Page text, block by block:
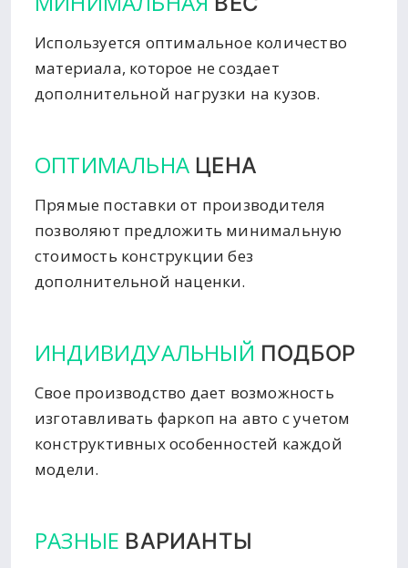
Используется оптимальное количество
материала, которое не создает
дополнительной нагрузки на кузов.
ОПТИМАЛЬНА ЦЕНА
Прямые поставки от производителя
позволяют предложить минимальную
стоимость конструкции без
дополнительной наценки.
ИНДИВИДУАЛЬНЫЙ ПОДБОР
Свое производство дает возможность
изготавливать фаркоп на авто с учетом
конструктивных особенностей каждой
модели.
РАЗНЫЕ ВАРИАНТЫ